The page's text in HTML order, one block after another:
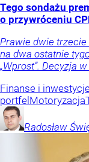
Tego sondażu
o przywróceniu
Prawie dwie
na dwa ostatnie
„Wprost”. Decyzja
Finanse i
portfelMotoryzacja
Radosław